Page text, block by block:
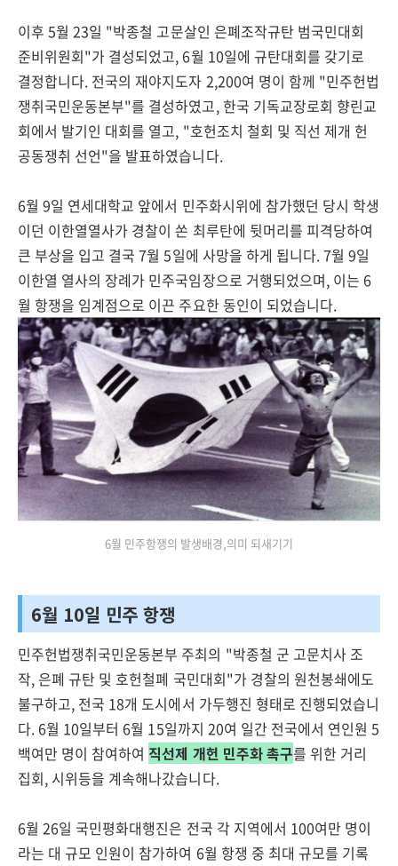
이후 5월 23일 "박종철 고문살인 은폐조작규탄 범국민대회
준비위원회"가 결성되었고, 6월 10일에 규탄대회를 갖기로
결정합니다. 전국의 재야지도자 2,200여 명이 함께 "민주헌법
쟁취국민운동본부"를 결성하였고, 한국 기독교장로회 향린교
회에서 발기인 대회를 열고, "호헌조치 철회 및 직선 제개 헌
공동쟁취 선언"을 발표하였습니다.
6월 9일 연세대학교 앞에서 민주화시위에 참가했던 당시 학생
이던 이한열열사가 경찰이 쏜 최루탄에 뒷머리를 피격당하여
큰 부상을 입고 결국 7월 5일에 사망을 하게 됩니다. 7월 9일
이한열 열사의 장례가 민주국임장으로 거행되었으며, 이는 6
월 항쟁을 임계점으로 이끈 주요한 동인이 되었습니다.
6월 민주항쟁의 발생배경,의미 되새기기
6월 10일 민주 항쟁
민주헌법쟁취국민운동본부 주최의 "박종철 군 고문치사 조
작, 은폐 규탄 및 호헌철폐 국민대회"가 경찰의 원천봉쇄에도
불구하고, 전국 18개 도시에서 가두행진 형태로 진행되었습니
다. 6월 10일부터 6월 15일까지 20여 일간 전국에서 연인원 5
백여만 명이 참여하여 직선제 개헌 민주화 촉구를 위한 거리
집회, 시위등을 계속해나갔습니다.
6월 26일 국민평화대행진은 전국 각 지역에서 100여만 명이
라는 대 규모 인원이 참가하여 6월 항쟁 중 최대 규모를 기록